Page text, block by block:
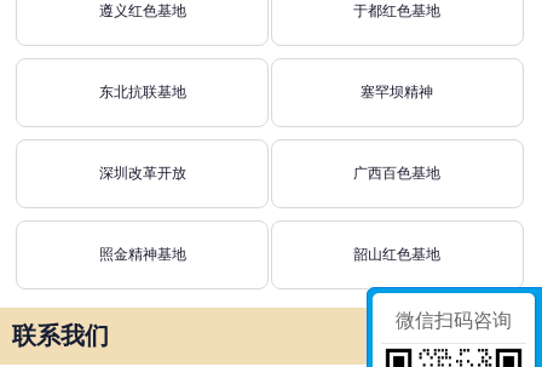
遵义红色基地 于都红色基地
东北抗联基地 塞罕坝精神
深圳改革开放 广西百色基地
照金精神基地 韶山红色基地
联系我们
微信扫码咨询